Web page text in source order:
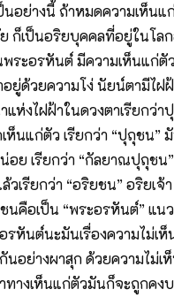
นอย่างนี้ ถ้าหมดความเห็นแ
ก็เป็นอริยบุคคลที่อยู่ในโล
ระอรหันต์ มีความเห็นแก่ตัว
ด้วยความโง่ นัยน์ตามีไฝฝ้
ห่งไฝฝ้าในดวงตาเรียกว่
ห็นแก่ตัว เรียกว่า “ปุถุชน”
ย เรียกว่า “กัลยาณปุถุชน
เรียกว่า “อริยชน” อริยเจ้
คือเป็น “พระอรหันต์” แน
หันต์นะมันเรื่องความไม่เ
อย่างผาสุก ด้วยความไม่เ
างเห็นแก่ตัวมันก็จะถูกคง